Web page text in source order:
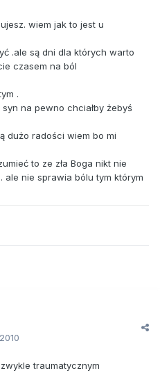
wiem jak to jest u
.ale są dni dla których warto
czasem na ból
.
na pewno chciałby żebyś
dużo radości wiem bo mi
to ze zła Boga nikt nie
ale nie sprawia bólu tym którym
traumatycznym